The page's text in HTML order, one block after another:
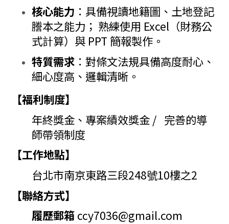
核心能力 ：具備視讀地籍圖、土地登記
謄本之能力； 熟練使用 Excel （財務公
式計算）與 PPT 簡報製作。
特質需求 ：對條文法規具備高度耐心、
細心度高、 邏輯清晰。
【福利制度】
年終獎金、專案績效獎金 / 完善的導
師帶領制度
【工作地點】
台北市南京東路三段248號10樓之2
【聯絡方式】
履歷郵箱ccy7036@gmail.com